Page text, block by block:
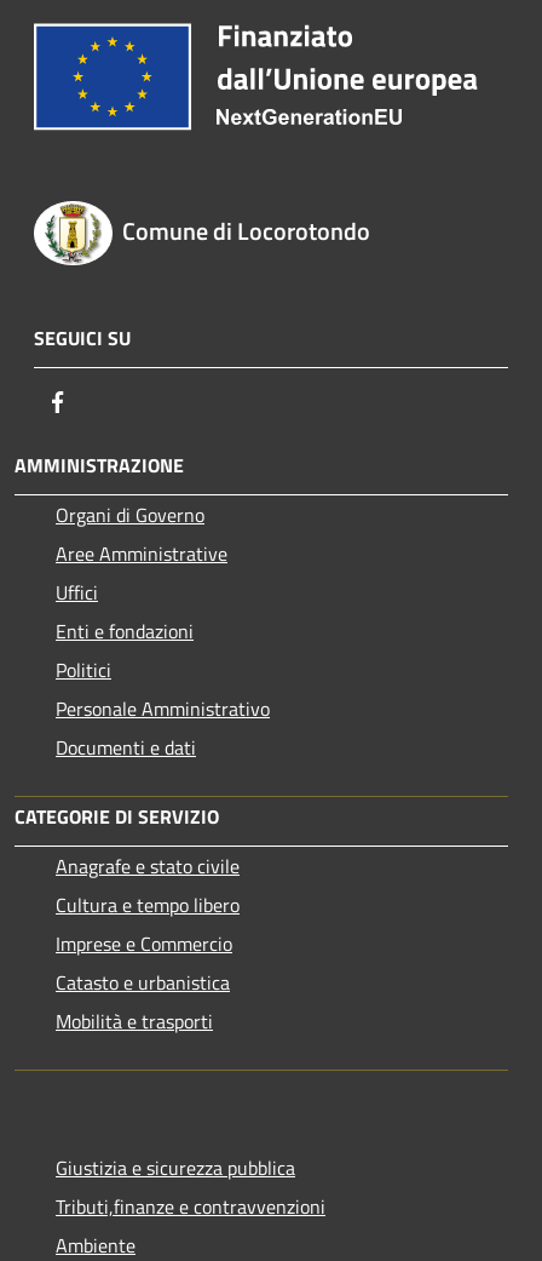
Comune di Locorotondo
SEGUICI SU
AMMINISTRAZIONE
Organi di Governo
Aree Amministrative
Uffici
Enti e fondazioni
Politici
Personale Amministrativo
Documenti e dati
CATEGORIE DI SERVIZIO
Anagrafe e stato civile
Cultura e tempo libero
Imprese e Commercio
Catasto e urbanistica
Mobilità e trasporti
Giustizia e sicurezza pubblica
Tributi,finanze e contravvenzioni
Ambiente